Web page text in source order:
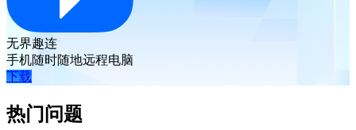
无界趣连
手机随时随地远程电脑
下载
热门问题